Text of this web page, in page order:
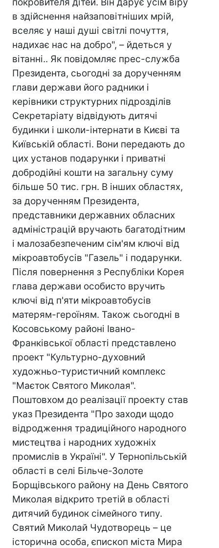
в здійснення найзаповітніших мрій,
вселяє у наші душі світлі почуття,
надихає нас на добро", – йдеться у
вітанні.. Як повідомляє прес-служба
Президента, сьогодні за дорученням
глави держави його радники і
керівники структурних підрозділів
Секретаріату відвідують дитячі
будинки і школи-інтернати в Києві та
Київській області. Вони передають до
цих установ подарунки і приватні
добродійні кошти на загальну суму
більше 50 тис. грн. В інших областях,
за дорученням Президента,
представники державних обласних
адміністрацій вручають багатодітним
і малозабезпеченим сім'ям ключі від
мікроавтобусів "Газель" і подарунки.
Після повернення з Республіки Корея
глава держави особисто вручить
ключі від п'яти мікроавтобусів
матерям-героїням. Також сьогодні в
Косовському районі Івано-
Франківської області представлено
проект "Культурно-духовний
художньо-туристичний комплекс
"Маєток Святого Миколая".
Поштовхом до реалізації проекту став
указ Президента "Про заходи щодо
відродження традиційного народного
мистецтва і народних художніх
промислів в Україні". У Тернопільській
області в селі Більче-Золоте
Борщівського району на День Святого
Миколая відкрито третій в області
дитячий будинок сімейного типу.
Святий Миколай Чудотворець – це
історична особа, єпископ міста Мира